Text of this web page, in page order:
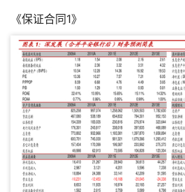
《保证合同1》